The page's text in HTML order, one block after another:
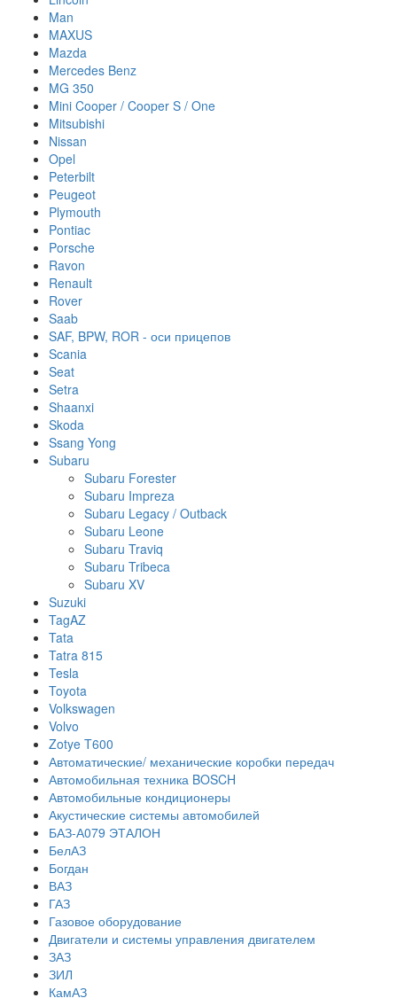
Man
MAXUS
Mazda
Mercedes Benz
MG 350
Mini Cooper / Cooper S / One
Mitsubishi
Nissan
Opel
Peterbilt
Peugeot
Plymouth
Pontiac
Porsche
Ravon
Renault
Rover
Saab
SAF, BPW, ROR - оси прицепов
Scania
Seat
Setra
Shaanxi
Skoda
Ssang Yong
Subaru
Subaru Forester
Subaru Impreza
Subaru Legacy / Outback
Subaru Leone
Subaru Traviq
Subaru Tribeca
Subaru XV
Suzuki
TagAZ
Tata
Tatra 815
Tesla
Toyota
Volkswagen
Volvo
Zotye T600
Автоматические/ механические коробки передач
Автомобильная техника BOSCH
Автомобильные кондиционеры
Акустические системы автомобилей
БАЗ-А079 ЭТАЛОН
БелАЗ
Богдан
ВАЗ
ГАЗ
Газовое оборудование
Двигатели и системы управления двигателем
ЗАЗ
ЗИЛ
КамАЗ